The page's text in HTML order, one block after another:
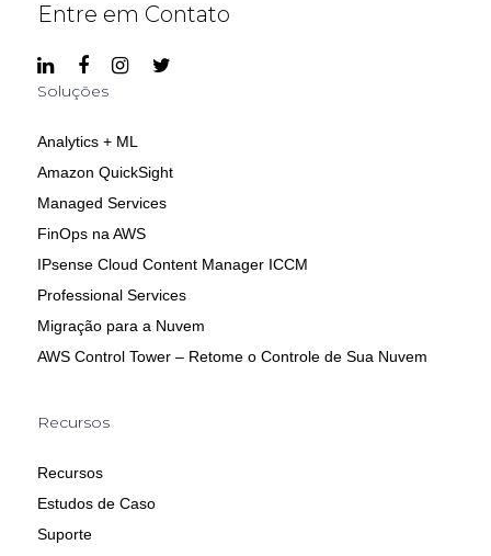
Entre em Contato
Soluções
Analytics + ML
Amazon QuickSight
Managed Services
FinOps na AWS
IPsense Cloud Content Manager ICCM
Professional Services
Migração para a Nuvem
AWS Control Tower – Retome o Controle de Sua Nuvem
Recursos
Recursos
Estudos de Caso
Suporte